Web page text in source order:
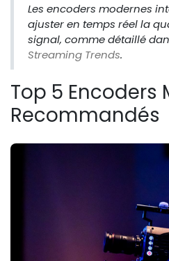
Les encoders modernes
ajuster en temps réel la
signal, comme détaillé
Streaming Trends.
Top 5 Encoders
Recommandés